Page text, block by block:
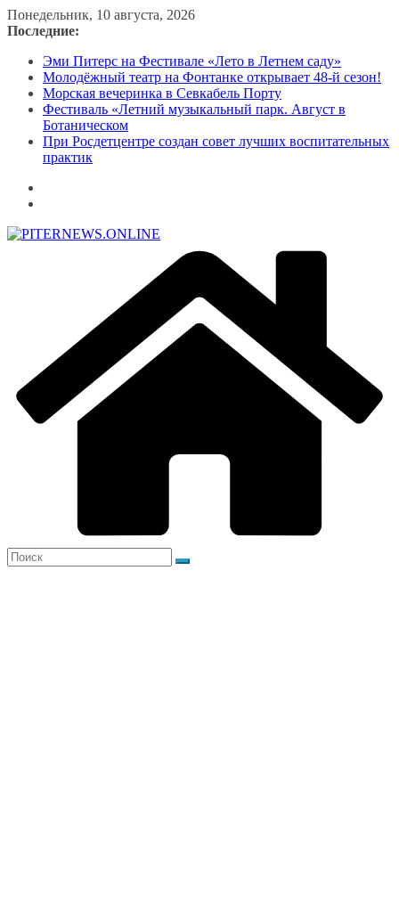
Перейти
к
Понедельник, 10 августа, 2026
Последние:
Эми Питерс на Фестивале «Лето в Летнем саду»
Молодёжный театр на Фонтанке открывает 48-й сезон!
Морская вечеринка в Севкабель Порту
Фестиваль «Летний музыкальный парк. Август в
Ботаническом
При Росдетцентре создан совет лучших воспитательных
практик